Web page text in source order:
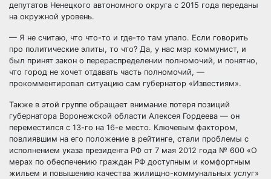
депутатов Ненецкого автономного округа с 2015 года переданы
на окружной уровень.
— Я не считаю, что что-то и где-то там упало. Если говорить
про политические элиты, то что? Да, у нас мэр коммунист, и
был принят закон о перераспределении полномочий, и понятно,
что город не хочет отдавать часть полномочий, —
прокомментировал ситуацию сам губернатор «Известиям».
Также в этой группе обращает внимание потеря позиций
губернатора Воронежской области Алексея Гордеева — он
переместился с 13-го на 16-е место. Ключевым фактором,
повлиявшим на его положение в рейтинге, стали проблемы с
исполнением указа президента РФ от 7 мая 2012 года № 600 «О
мерах по обеспечению граждан РФ доступным и комфортным
жильем и повышению качества жилищно-коммунальных услуг»